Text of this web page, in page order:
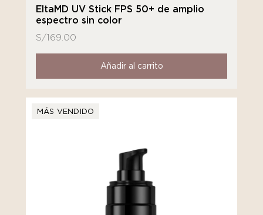
EltaMD UV Stick FPS 50+ de amplio
espectro sin color
S/169.00
Añadir al carrito
MÁS VENDIDO